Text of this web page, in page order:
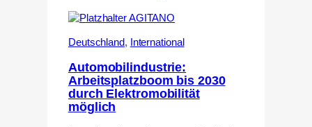
Deutschland, International
Automobilindustrie:
Arbeitsplatzboom bis 2030
durch Elektromobilität
möglich